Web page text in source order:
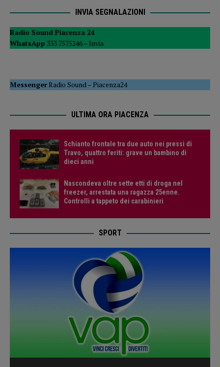
INVIA SEGNALAZIONI
Radio Sound Piacenza 24
WhatsApp 333 7575246 – Invia
MessengerRadio Sound –Piacenza24
ULTIMA ORA PIACENZA
Schianto frontale tra due auto nei pressi di
Travo, quattro feriti: grave un bambino di
dieci anni
Nascondeva oltre sette etti di droga nel
freezer, arrestata una ragazza 25enne.
Controlli a tappeto dei carabinieri
SPORT